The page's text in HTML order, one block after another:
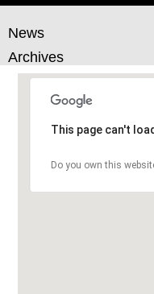
News
Archives
This page can't
Do you own this